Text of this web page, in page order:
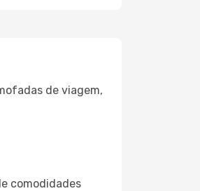
de viagem,
comodidades